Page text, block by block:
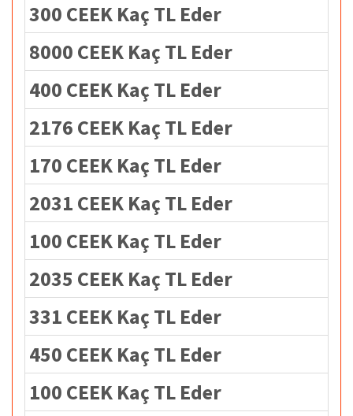
300 CEEK Kaç TL Eder
8000 CEEK Kaç TL Eder
400 CEEK Kaç TL Eder
2176 CEEK Kaç TL Eder
170 CEEK Kaç TL Eder
2031 CEEK Kaç TL Eder
100 CEEK Kaç TL Eder
2035 CEEK Kaç TL Eder
331 CEEK Kaç TL Eder
450 CEEK Kaç TL Eder
100 CEEK Kaç TL Eder